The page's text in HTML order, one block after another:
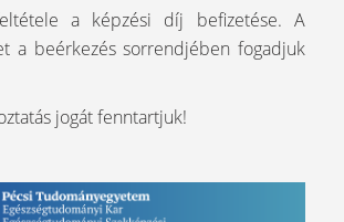
a képzési díj befizetése. A
a beérkezés sorrendjében fogadjuk
jogát fenntartjuk!